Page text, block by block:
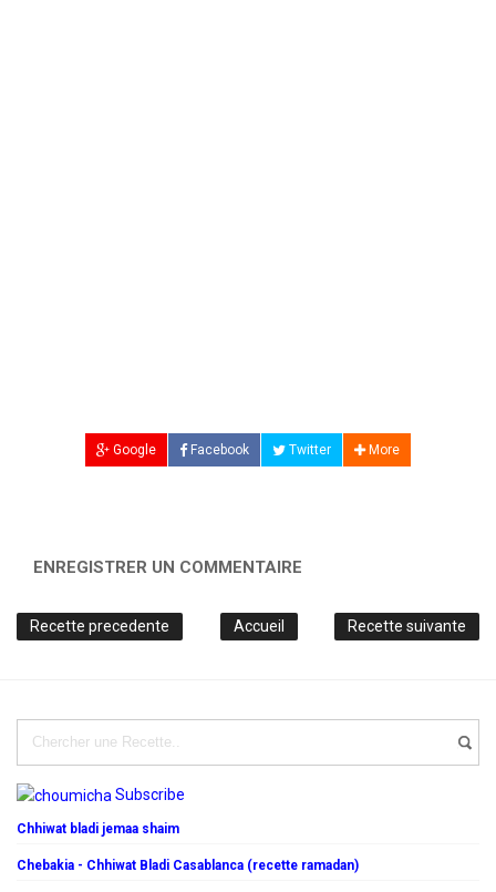
Google Facebook Twitter More
ENREGISTRER UN COMMENTAIRE
Recette precedente Recette suivante
Accueil
Subscribe
Chhiwat bladi jemaa shaim
Chebakia - Chhiwat Bladi Casablanca (recette ramadan)